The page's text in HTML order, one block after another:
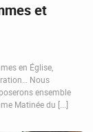
et
en Église,
Nous
ensemble
Matinée du [...]